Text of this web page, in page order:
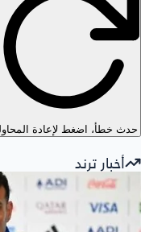
حدث خطأ، اضغط لإعادة
أخبار ترند